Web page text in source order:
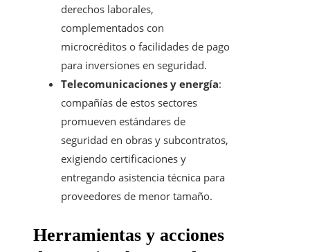
derechos laborales,
complementados con
microcréditos o facilidades de pago
para inversiones en seguridad.
Telecomunicaciones y energía:
compañías de estos sectores
promueven estándares de
seguridad en obras y subcontratos,
exigiendo certificaciones y
entregando asistencia técnica para
proveedores de menor tamaño.
Herramientas y acciones